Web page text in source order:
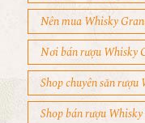
Nên mua Whisky
Nơi bán rượu Whisky
Shop chuyên săn
Shop bán rượu